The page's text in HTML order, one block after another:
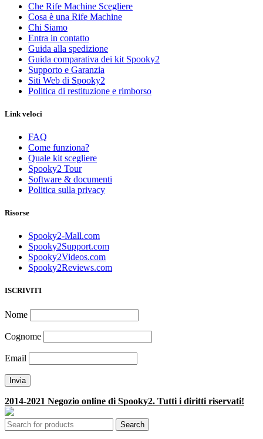
Che Rife Machine Scegliere
Cosa è una Rife Machine
Chi Siamo
Entra in contatto
Guida alla spedizione
Guida comparativa dei kit Spooky2
Supporto e Garanzia
Siti Web di Spooky2
Politica di restituzione e rimborso
Link veloci
FAQ
Come funziona?
Quale kit scegliere
Spooky2 Tour
Software & documenti
Politica sulla privacy
Risorse
Spooky2-Mall.com
Spooky2Support.com
Spooky2Videos.com
Spooky2Reviews.com
ISCRIVITI
Nome
Cognome
Email
2014-2021 Negozio online di Spooky2. Tutti i diritti riservati!
Search